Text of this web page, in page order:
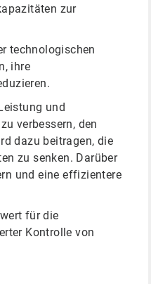
zur
technologischen
ihre
und
verbessern, den
dazu beitragen, die
zu senken. Darüber
und eine effizientere
für die
Kontrolle von